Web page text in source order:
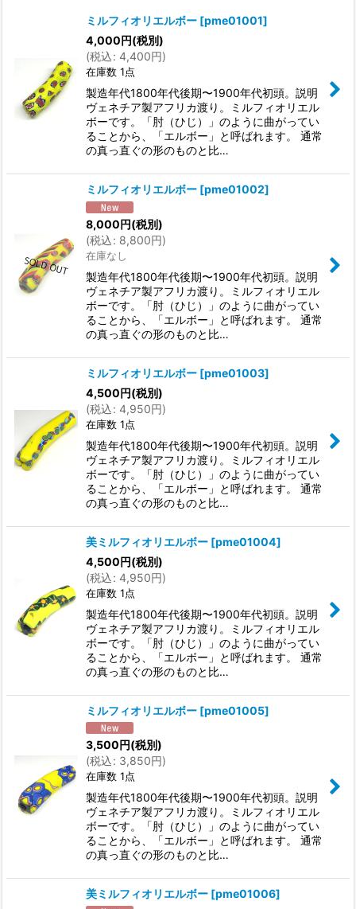
絞り込む
ミルフィオリエルボー [pme01001]
4,000円(税別)
(税込: 4,400円)
在庫数 1点
製造年代1800年代後期〜1900年代初頭。説明
ヴェネチア製アフリカ渡り。ミルフィオリエル
ボーです。「肘（ひじ）」のように曲がってい
ることから、「エルボー」と呼ばれます。 通常
の真っ直ぐの形のものと比…
ミルフィオリエルボー [pme01002]
8,000円(税別)
(税込: 8,800円)
在庫なし
製造年代1800年代後期〜1900年代初頭。説明
ヴェネチア製アフリカ渡り。ミルフィオリエル
ボーです。「肘（ひじ）」のように曲がってい
ることから、「エルボー」と呼ばれます。 通常
の真っ直ぐの形のものと比…
ミルフィオリエルボー [pme01003]
4,500円(税別)
(税込: 4,950円)
在庫数 1点
製造年代1800年代後期〜1900年代初頭。説明
ヴェネチア製アフリカ渡り。ミルフィオリエル
ボーです。「肘（ひじ）」のように曲がってい
ることから、「エルボー」と呼ばれます。 通常
の真っ直ぐの形のものと比…
美ミルフィオリエルボー [pme01004]
4,500円(税別)
(税込: 4,950円)
在庫数 1点
製造年代1800年代後期〜1900年代初頭。説明
ヴェネチア製アフリカ渡り。ミルフィオリエル
ボーです。「肘（ひじ）」のように曲がってい
ることから、「エルボー」と呼ばれます。 通常
の真っ直ぐの形のものと比…
ミルフィオリエルボー [pme01005]
3,500円(税別)
(税込: 3,850円)
在庫数 1点
製造年代1800年代後期〜1900年代初頭。説明
ヴェネチア製アフリカ渡り。ミルフィオリエル
ボーです。「肘（ひじ）」のように曲がってい
ることから、「エルボー」と呼ばれます。 通常
の真っ直ぐの形のものと比…
美ミルフィオリエルボー [pme01006]